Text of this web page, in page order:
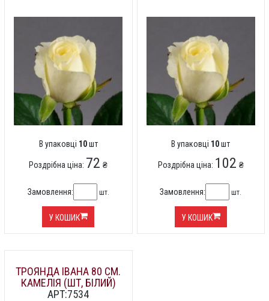
В упаковці 10шт
Роздрібна ціна: 72 ₴
Замовлення: шт.
У КОШИК
В упаковці 10шт
Роздрібна ціна: 102 ₴
Замовлення: шт.
У КОШИК
ТРОЯНДА ІВАНА 80 СМ.
КАМЕЛІЯ (ШТ, БІЛИЙ)
АРТ:7534